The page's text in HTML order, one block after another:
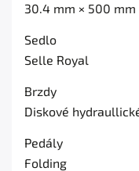
30.4 mm × 500 mm
Sedlo
Selle Royal
Brzdy
Diskové
Pedály
Folding